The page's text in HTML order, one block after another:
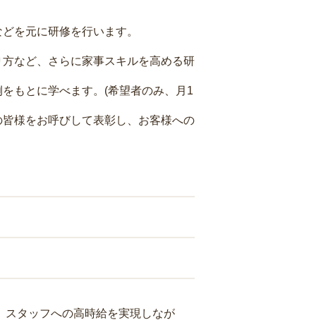
を元に研修を行います。
など、さらに家事スキルを高める研
もとに学べます。(希望者のみ、月1
様をお呼びして表彰し、お客様への
タッフへの高時給を実現しなが